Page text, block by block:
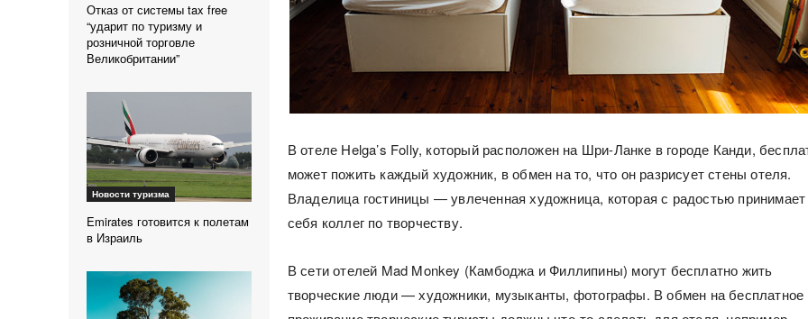
Отказ от системы tax free
“ударит по туризму и
розничной торговле
Великобритании”
Новости туризма
Emirates готовится к полетам
в Израиль
В отеле Helga’s Folly, который расположен на Шри-Ланке в городе Канди,
может пожить каждый художник, в обмен на то, что он разрисует стены отеля.
Владелица гостиницы — увлеченная художница, которая с радостью принимает
себя коллег по творчеству.
В сети отелей Mad Monkey (Камбоджа и Филлипины) могут бесплатно жить
творческие люди — художники, музыканты, фотографы. В обмен на бесплатное